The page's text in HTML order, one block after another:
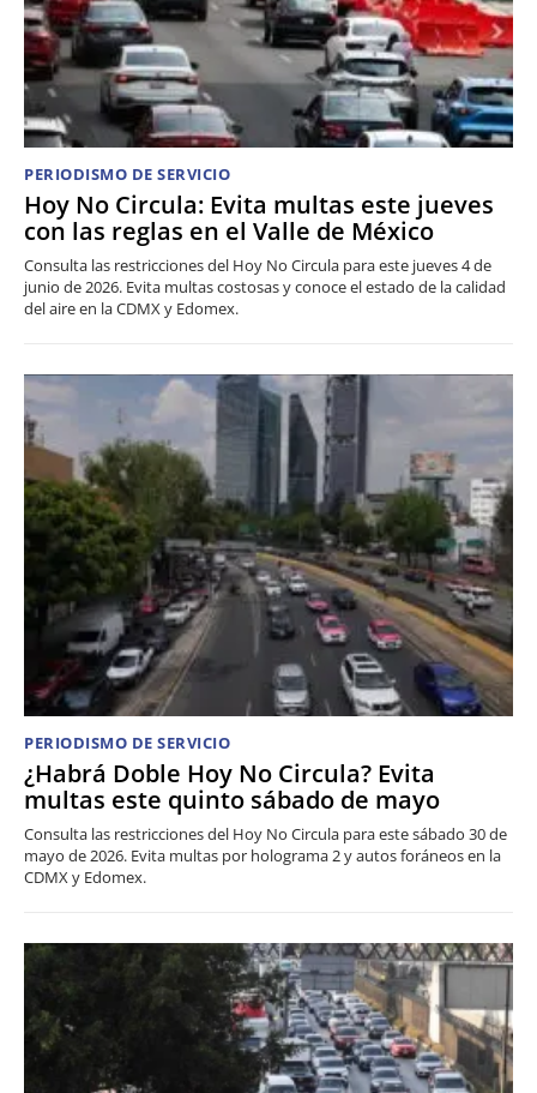
PERIODISMO DE SERVICIO
Hoy No Circula: Evita multas este jueves
con las reglas en el Valle de México
Consulta las restricciones del Hoy No Circula para este jueves 4 de
junio de 2026. Evita multas costosas y conoce el estado de la calidad
del aire en la CDMX y Edomex.
PERIODISMO DE SERVICIO
¿Habrá Doble Hoy No Circula? Evita
multas este quinto sábado de mayo
Consulta las restricciones del Hoy No Circula para este sábado 30 de
mayo de 2026. Evita multas por holograma 2 y autos foráneos en la
CDMX y Edomex.